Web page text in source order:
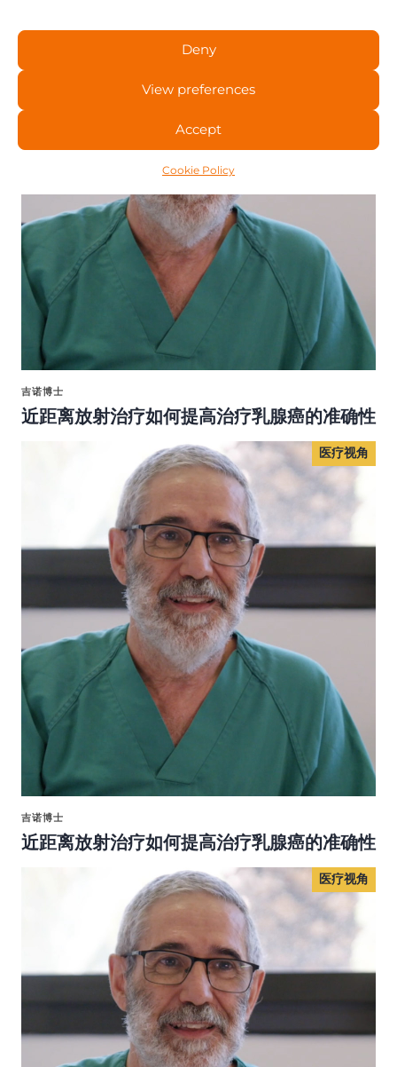
Accept
Deny
View preferences
Cookie Policy
医疗视角
医疗视角
吉诺博士
近距离放射治疗如何提高治疗乳腺癌的准确性
医疗视角
医疗视角
吉诺博士
近距离放射治疗如何提高治疗乳腺癌的准确性
医疗视角